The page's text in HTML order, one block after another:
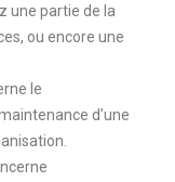
une partie de la
ou encore une
le
d’une